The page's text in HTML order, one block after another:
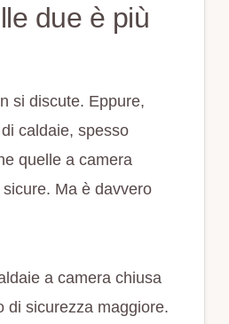
due è più
si discute. Eppure,
caldaie, spesso
quelle a camera
Ma è davvero
a camera chiusa
di sicurezza maggiore.